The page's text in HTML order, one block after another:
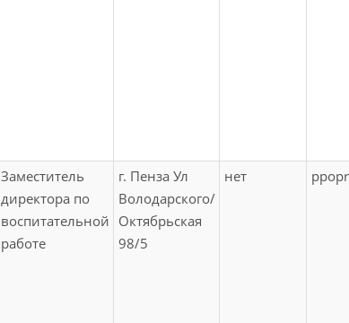
Заместитель
директора по
воспитательной
работе
г. Пенза Ул
Володарского/
Октябрьская
98/5
нет